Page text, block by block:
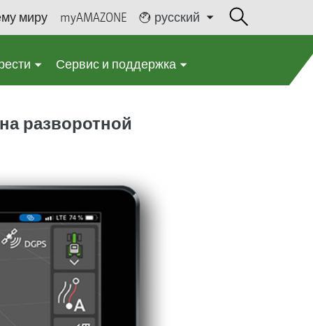
миру myAMAZONE русский
Сервис и поддержка
разворотной